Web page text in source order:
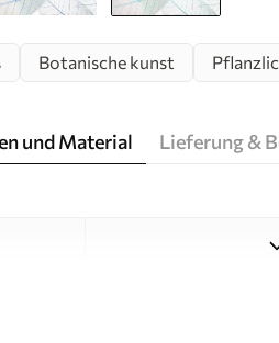
Botanische kunst
und Material Lieferung &